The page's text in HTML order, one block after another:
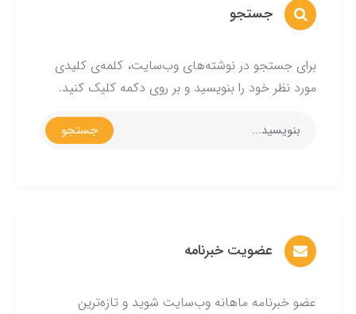
جستجو
برای جستجو در نوشته‌های وب‌سایت، کلمه‌ی کلیدی
مورد نظر خود را بنویسید و بر روی دکمه کلیک کنید.
جستجو
عضویت خبرنامه
عضو خبرنامه ماهانه وب‌سایت شوید و تازه‌ترین